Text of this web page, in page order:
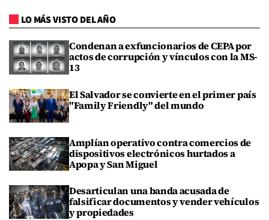
LO MÁS VISTO DEL AÑO
Condenan a exfuncionarios de CEPA por
actos de corrupción y vínculos con la MS-
13
El Salvador se convierte en el primer país
"Family Friendly" del mundo
Amplían operativo contra comercios de
dispositivos electrónicos hurtados a
Apopa y San Miguel
Desarticulan una banda acusada de
falsificar documentos y vender vehículos
y propiedades